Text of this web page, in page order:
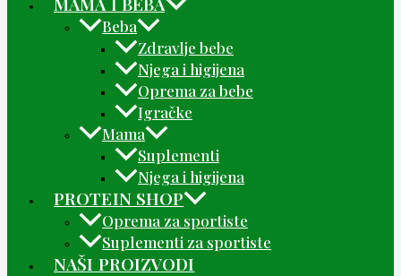
Beba
Zdravlje bebe
Njega i higijena
Oprema za bebe
Igračke
Mama
Suplementi
Njega i higijena
PROTEIN SHOP
Oprema za sportiste
Suplementi za sportiste
NAŠI PROIZVODI